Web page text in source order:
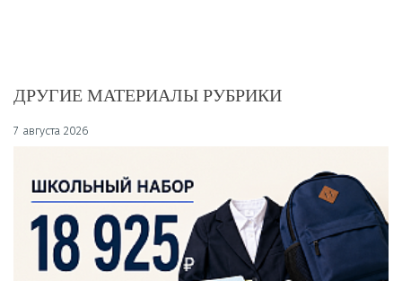
ДРУГИЕ МАТЕРИАЛЫ РУБРИКИ
7 августа 2026